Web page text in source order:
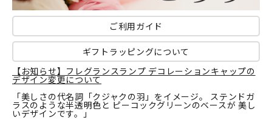
ご利用ガイド
ギフトラッピングについて
【お知らせ】フレグランスランプ デコレーションキャップの
デザイン変更について
「美しさの代名詞「クジャクの羽」をイメージ。 ステンドガ
ラスのような半透明色と ピーコックグリーンのベースが 美し
いデザインです。」